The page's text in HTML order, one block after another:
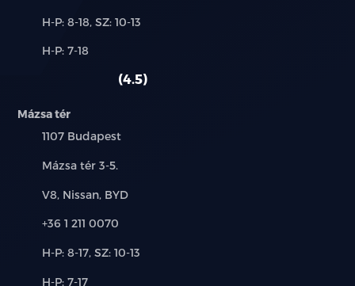
kulcsnélküli nyitórendszer
lejtmenet asszisztens
memóriás vezetőülés
multifunkcionális kijelző
Új-
használt
H-P: 8-18, SZ: 10-13
Alkatrész,
H-P: 7-18
4.5
Mázsa tér
Település:
1107 Budapest
Cím:
Mázsa tér 3-5.
Márkák:
V8, Nissan, BYD
Telefon:
+36 1 211 0070
Új-
H-P: 8-17, SZ: 10-13
Alkatrész,
H-P: 7-17